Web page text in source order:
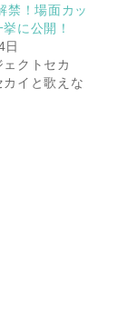
禁！場面カッ
に公開！
日
クトセカ
イと歌えな